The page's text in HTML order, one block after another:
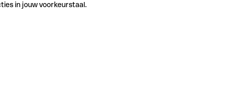
in jouw voorkeurstaal.